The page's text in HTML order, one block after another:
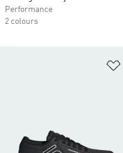
Performance
2 colours